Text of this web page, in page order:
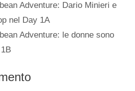
Adventure: Dario Minieri e
nel Day 1A
Adventure: le donne sono